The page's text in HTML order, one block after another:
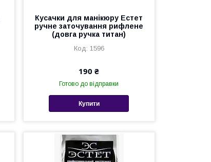
Кусачки для манікюру Естет
ручне заточування рифлене
(довга ручка титан)
1596
190 ₴
Готово до відправки
Купити